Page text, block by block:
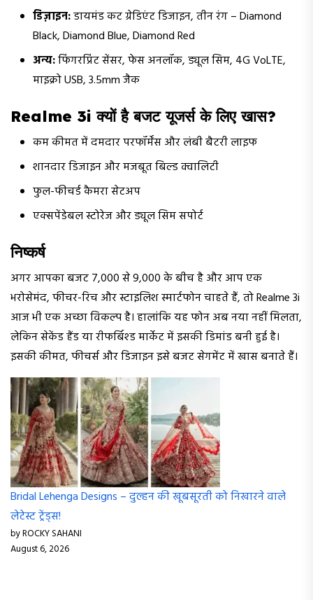
डिज़ाइन:डायमंड कट ग्रेडिएंट डिजाइन, तीन रंग – Diamond
Black, Diamond Blue, Diamond Red
अन्य:फिंगरप्रिंट सेंसर, फेस अनलॉक, ड्यूल सिम, 4G VoLTE,
माइक्रो USB, 3.5mm जैक
Realme 3i क्यों है बजट यूजर्स के लिए खास?
कम कीमत में दमदार परफॉर्मेंस और लंबी बैटरी लाइफ
शानदार डिजाइन और मजबूत बिल्ड क्वालिटी
फुल-फीचर्ड कैमरा सेटअप
एक्सपेंडेबल स्टोरेज और ड्यूल सिम सपोर्ट
निष्कर्ष
अगर आपका बजट ₹7,000 से ₹9,000 के बीच है और आप एक
भरोसेमंद, फीचर-रिच और स्टाइलिश स्मार्टफोन चाहते हैं, तो Realme 3i
आज भी एक अच्छा विकल्प है। हालांकि यह फोन अब नया नहीं मिलता,
लेकिन सेकेंड हैंड या रीफर्बिश्ड मार्केट में इसकी डिमांड बनी हुई है।
इसकी कीमत, फीचर्स और डिजाइन इसे बजट सेगमेंट में खास बनाते हैं।
Bridal Lehenga Designs – दुल्हन की खूबसूरती को निखारने वाले
लेटेस्ट ट्रेंड्स!
by ROCKY SAHANI
August 6, 2026